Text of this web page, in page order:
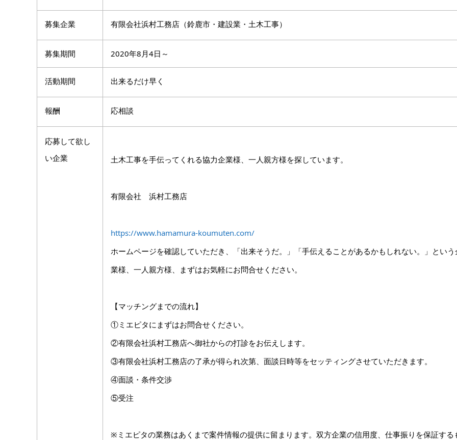
募集企業 有限会社浜村工務店（鈴鹿市・建設業・土木工事）
募集期間 2020年8月4日～
活動期間 出来るだけ早く
報酬 応相談
応募して欲し
い企業
土木工事を手伝ってくれる協力企業様、一人親方様を探しています。
有限会社 浜村工務店
https://www.hamamura-koumuten.com/
ホームページを確認していただき、「出来そうだ。」「手伝えることがあるかもしれない。」という
業様、一人親方様、まずはお気軽にお問合せください。
【マッチングまでの流れ】
①ミエピタにまずはお問合せください。
②有限会社浜村工務店へ御社からの打診をお伝えします。
③有限会社浜村工務店の了承が得られ次第、面談日時等をセッティングさせていただきます。
④面談・条件交渉
⑤受注
※ミエピタの業務はあくまで案件情報の提供に留まります。双方企業の信用度、仕事振りを保証する